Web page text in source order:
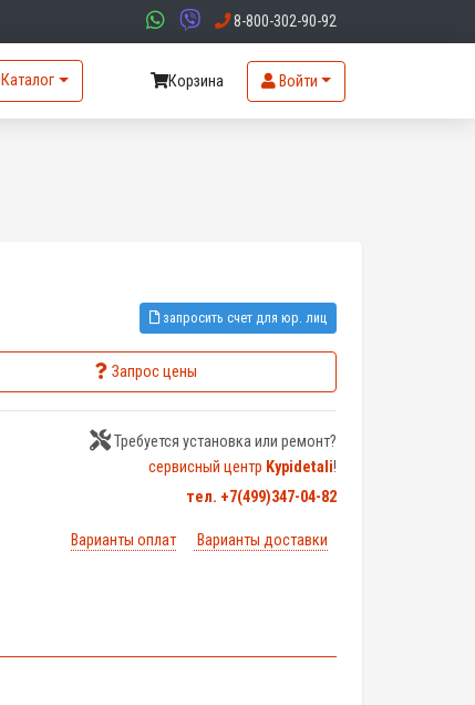
8-800-302-90-92
Каталог Корзина Войти
запросить счет для юр. лиц
Запрос цены
Требуется установка или ремонт?
сервисный центр Kypidetali!
тел. +7(499)347-04-82
Варианты оплат Варианты доставки